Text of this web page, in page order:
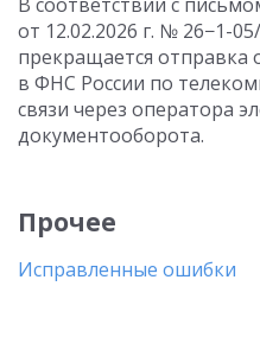
от 12.02.2026 г. № 26−1-
прекращается
в ФНС России по
связи через оператора
документооборота.
Прочее
Исправленные ошибки